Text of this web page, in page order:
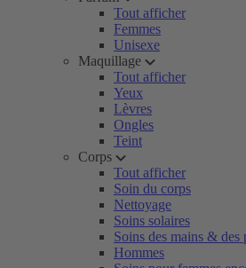
Tout afficher
Femmes
Unisexe
Maquillage
Tout afficher
Yeux
Lèvres
Ongles
Teint
Corps
Tout afficher
Soin du corps
Nettoyage
Soins solaires
Soins des mains & des
Hommes